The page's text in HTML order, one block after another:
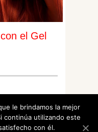
el Gel
de belleza para
le brindamos la mejor
continúa utilizando este
con él.